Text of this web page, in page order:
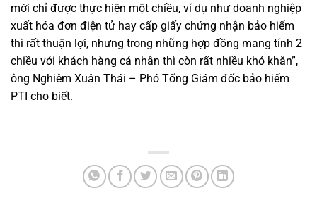
mới chỉ được thực hiện một chiều, ví dụ như doanh nghiệp
xuất hóa đơn điện tử hay cấp giấy chứng nhận bảo hiểm
thì rất thuận lợi, nhưng trong những hợp đồng mang tính 2
chiều với khách hàng cá nhân thì còn rất nhiều khó khăn”,
ông Nghiêm Xuân Thái – Phó Tổng Giám đốc bảo hiểm
PTI cho biết.